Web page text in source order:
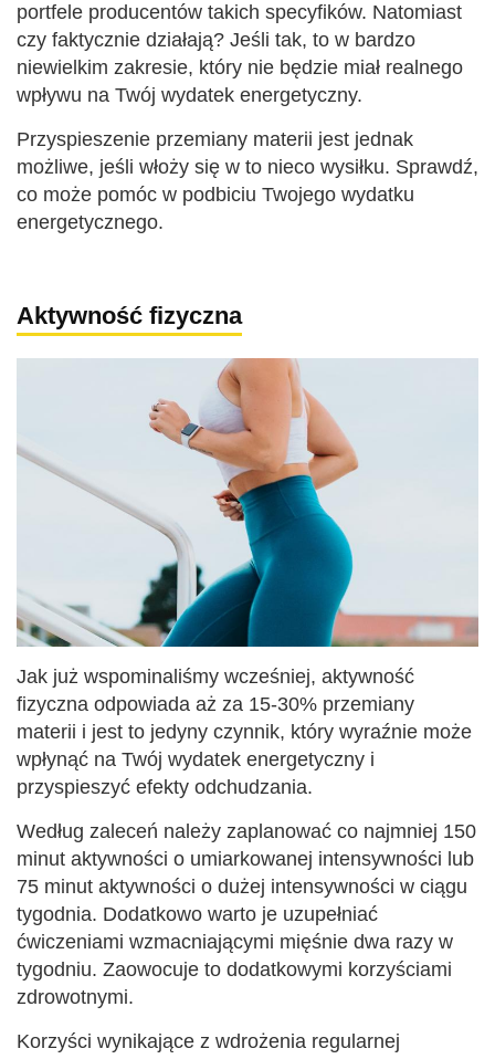
portfele producentów takich specyfików. Natomiast
czy faktycznie działają? Jeśli tak, to w bardzo
niewielkim zakresie, który nie będzie miał realnego
wpływu na Twój wydatek energetyczny.
Przyspieszenie przemiany materii jest jednak
możliwe, jeśli włoży się w to nieco wysiłku. Sprawdź,
co może pomóc w podbiciu Twojego wydatku
energetycznego.
Aktywność fizyczna
Jak już wspominaliśmy wcześniej, aktywność
fizyczna odpowiada aż za 15-30% przemiany
materii i jest to jedyny czynnik, który wyraźnie może
wpłynąć na Twój wydatek energetyczny i
przyspieszyć efekty odchudzania.
Według zaleceń należy zaplanować co najmniej 150
minut aktywności o umiarkowanej intensywności lub
75 minut aktywności o dużej intensywności w ciągu
tygodnia. Dodatkowo warto je uzupełniać
ćwiczeniami wzmacniającymi mięśnie dwa razy w
tygodniu. Zaowocuje to dodatkowymi korzyściami
zdrowotnymi.
Korzyści wynikające z wdrożenia regularnej